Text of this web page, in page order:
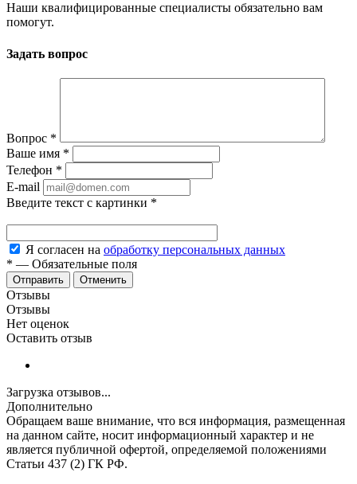
Наши квалифицированные специалисты обязательно вам
помогут.
Задать вопрос
Вопрос *
Ваше имя *
Телефон *
E-mail
Введите текст с картинки *
Я согласен на обработку персональных данных
* — Обязательные поля
Отменить
Отзывы
Отзывы
Нет оценок
Оставить отзыв
Загрузка отзывов...
Дополнительно
Обращаем ваше внимание, что вся информация, размещенная
на данном сайте, носит информационный характер и не
является публичной офертой, определяемой положениями
Статьи 437 (2) ГК РФ.